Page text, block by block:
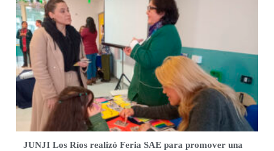
JUNJI Los Ríos realizó Feria SAE para promover una